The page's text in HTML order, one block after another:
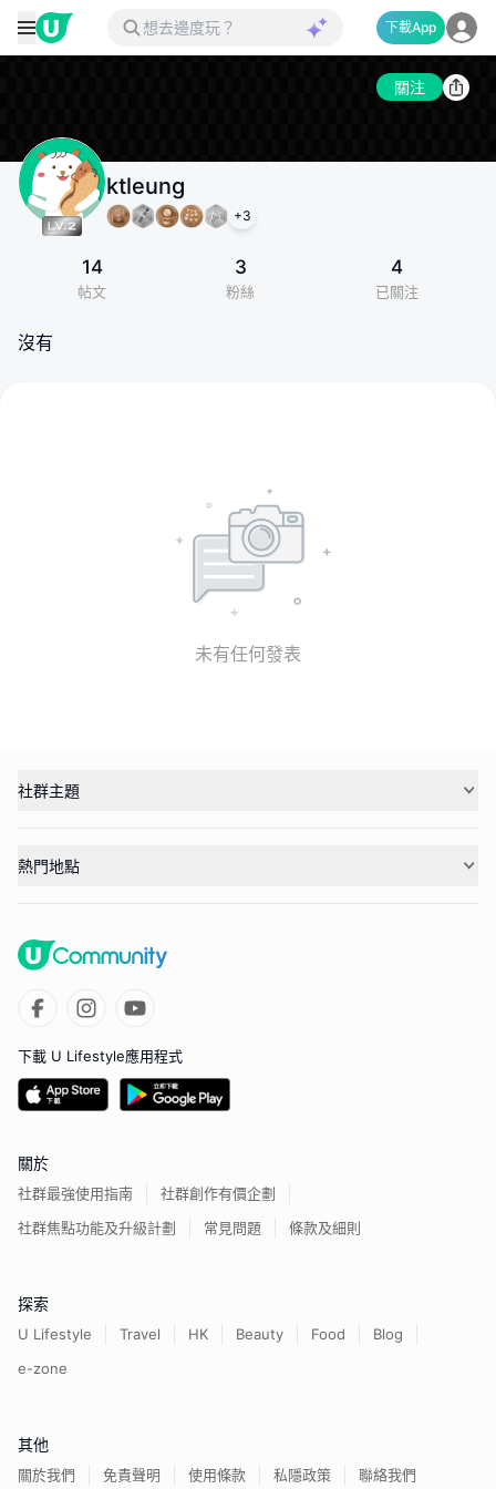
下載App
關注
ktleung
+3
14
帖文
3
粉絲
4
已關注
沒有
未有任何發表
社群主題
熱門地點
下載 U Lifestyle應用程式
關於
社群最強使用指南
社群創作有價企劃
社群焦點功能及升級計劃
常見問題 條款及細則
探索
U Lifestyle Travel HK Beauty Food
Blog
e-zone
其他
關於我們 免責聲明 使用條款 私隱政策 聯絡我們